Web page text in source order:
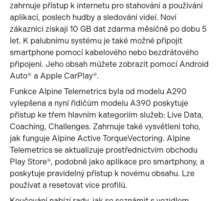
zahrnuje přístup k internetu pro stahování a používání
aplikací, poslech hudby a sledování videí. Noví
zákazníci získají 10 GB dat zdarma měsíčně po dobu 5
let. K palubnímu systému je také možné připojit
smartphone pomocí kabelového nebo bezdrátového
připojení. Jeho obsah můžete zobrazit pomocí Android
Auto® a Apple CarPlay®.
Funkce Alpine Telemetrics byla od modelu A290
vylepšena a nyní řidičům modelu A390 poskytuje
přístup ke třem hlavním kategoriím služeb: Live Data,
Coaching, Challenges. Zahrnuje také vysvětlení toho,
jak funguje Alpine Active TorqueVectoring. Alpine
Telemetrics se aktualizuje prostřednictvím obchodu
Play Store®, podobně jako aplikace pro smartphony, a
poskytuje pravidelný přístup k novému obsahu. Lze
používat a resetovat více profilů.